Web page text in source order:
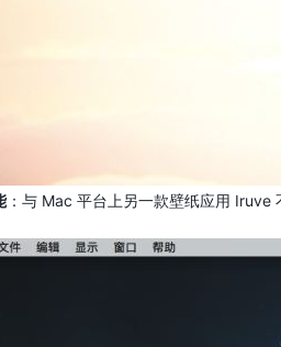
：与 Mac 平台上另一款壁纸应用 Iruve